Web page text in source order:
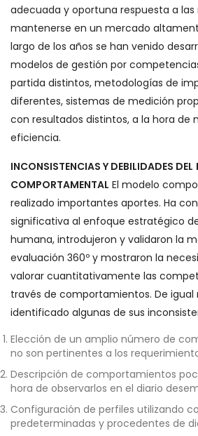
adecuada y oportuna respuesta a las
mantenerse en un mercado
largo de los años se han venido
modelos de gestión por
partida distintos, metodologías de
diferentes, sistemas de medición
con resultados distintos, a la hora de
eficiencia.
INCONSISTENCIAS Y DEBILIDADES DEL
COMPORTAMENTAL El modelo
realizado importantes aportes. Ha
significativa al enfoque estratégico
humana, introdujeron y validaron la
evaluación 360º y mostraron la
valorar cuantitativamente las
través de comportamientos. De
identificado algunas de sus
Elección de un amplio número de
no son pertinentes a los
Descripción de comportamientos
hora de observarlos en el diario
Configuración de perfiles utilizando
predeterminadas y procedentes de